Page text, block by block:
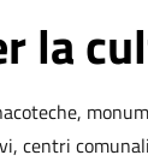
la
centri